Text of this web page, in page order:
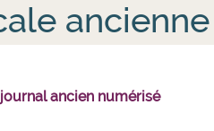
ancienne
ancien numérisé